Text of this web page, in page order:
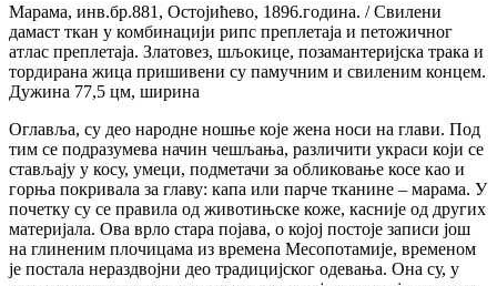
Марама, инв.бр.881, Остојићево, 1896.година. / Свилени
дамаст ткан у комбинацији рипс преплетаја и петожичног
атлас преплетаја. Златовез, шљокице, позамантеријска трака и
тордирана жица пришивени су памучним и свиленим концем.
Дужина 77,5 цм, ширина
Оглавља, су део народне ношње које жена носи на глави. Под
тим се подразумева начин чешљања, различити украси који се
стављају у косу, умеци, подметачи за обликовање косе као и
горња покривала за главу: капа или парче тканине – марама. У
почетку су се правила од животињске коже, касније од других
материјала. Ова врло стара појава, о којој постоје записи још
на глиненим плочицама из времена Месопотамије, временом
је постала нераздвојни део традицијског одевања. Она су, у